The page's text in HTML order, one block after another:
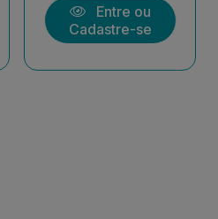
Entre ou
Cadastre-se